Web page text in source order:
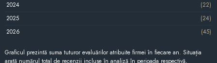
2024
(22)
2025
(24)
2026
(45)
Graficul prezintă suma tuturor evaluărilor atribuite firmei în fiecare an. Situația
arată numărul total de recenzii incluse în analiză în perioada respectivă,